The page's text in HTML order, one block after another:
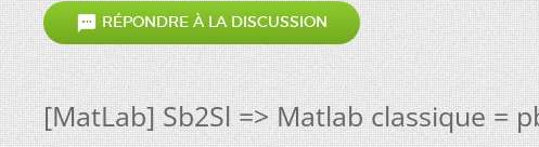
 RÉPONDRE À LA DISCUSSION
[MatLab] Sb2Sl => Matlab classique =